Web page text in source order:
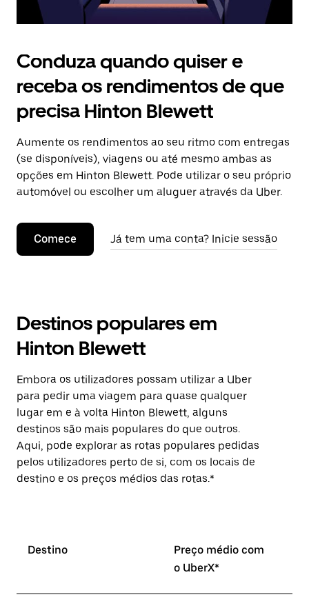
Conduza quando quiser e
receba os rendimentos de que
precisa Hinton Blewett
Aumente os rendimentos ao seu ritmo com entregas
(se disponíveis), viagens ou até mesmo ambas as
opções em Hinton Blewett. Pode utilizar o seu próprio
automóvel ou escolher um aluguer através da Uber.
Comece Já tem uma conta? Inicie sessão
Destinos populares em
Hinton Blewett
Embora os utilizadores possam utilizar a Uber
para pedir uma viagem para quase qualquer
lugar em e à volta Hinton Blewett, alguns
destinos são mais populares do que outros.
Aqui, pode explorar as rotas populares pedidas
pelos utilizadores perto de si, com os locais de
destino e os preços médios das rotas.*
Destino
Preço médio com
o UberX*